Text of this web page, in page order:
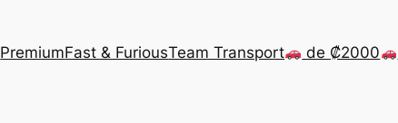
PremiumFast & FuriousTeam Transport de ₡2000